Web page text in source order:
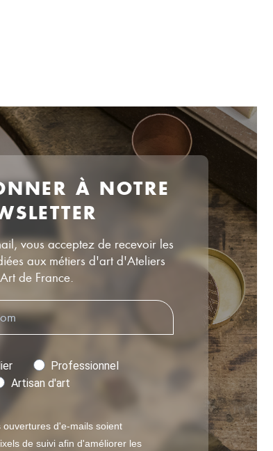
À NOTRE
vous acceptez de recevoir les
aux métiers d'art d'Ateliers
de France.
Professionnel
Artisan d'art
d'e-mails soient
de suivi afin d'améliorer les